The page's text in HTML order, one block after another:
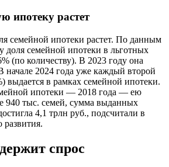
ипотеку растет
семейной ипотеки растет. По данным
доля семейной ипотеки в льготных
(по количеству). В 2023 году она
начале 2024 года уже каждый второй
выдается в рамках семейной ипотеки.
ипотеки — 2018 года — ею
940 тыс. семей, сумма выданных
4,1 трлн руб., подсчитали в
спрос